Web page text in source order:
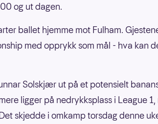
og ut dagen.
ballet hjemme mot Fulham.
med opprykk som mål - hva kan
Solskjær ut på et potensielt
ligger på nedrykksplass i League
skjedde i omkamp torsdag denne